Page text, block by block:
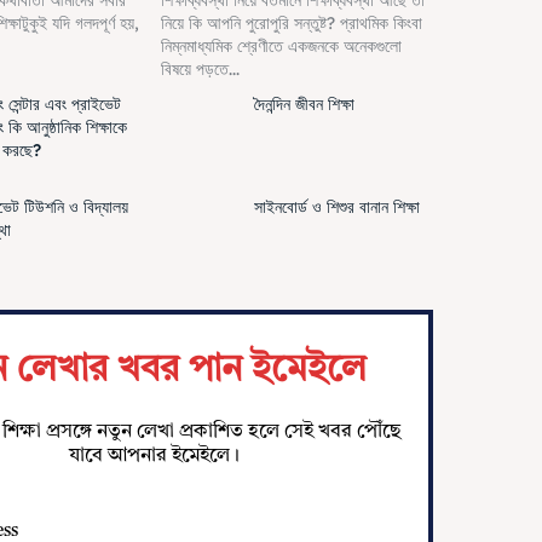
যদি গলদপূর্ণ হয়,
নিয়ে কি আপনি পুরোপুরি সন্তুষ্ট? প্রাথমিক কিংবা
নিম্নমাধ্যমিক শ্রেণীতে একজনকে অনেকগুলো
বিষয়ে পড়তে...
সেন্টার এবং প্রাইভেট
কি আনুষ্ঠানিক শিক্ষাকে
দৈনন্দিন জীবন শিক্ষা
টিউশনি ও বিদ্যালয়
সাইনবোর্ড ও শিশুর বানান শিক্ষা
লেখার খবর পান ইমেইলে
শিক্ষা প্রসঙ্গে নতুন লেখা প্রকাশিত হলে সেই খবর পৌঁছে
যাবে আপনার ইমেইলে।